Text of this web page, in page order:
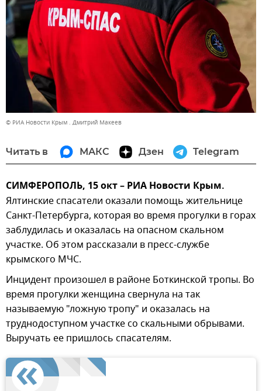
© РИА Новости Крым . Дмитрий Макеев
Читать в МАКС Дзен Telegram
СИМФЕРОПОЛЬ, 15 окт – РИА Новости Крым.
Ялтинские спасатели оказали помощь жительнице
Санкт-Петербурга, которая во время прогулки в горах
заблудилась и оказалась на опасном скальном
участке. Об этом рассказали в пресс-службе
крымского МЧС.
Инцидент произошел в районе Боткинской тропы. Во
время прогулки женщина свернула на так
называемую "ложную тропу" и оказалась на
труднодоступном участке со скальными обрывами.
Выручать ее пришлось спасателям.